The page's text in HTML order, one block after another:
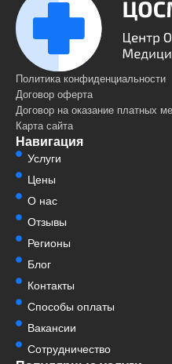
Политика конфиденциальности
Договор оферта
Договор на оказание платных
Карта сайта
Навигация
Услуги
Цены
О нас
Отзывы
Регионы
Блог
Контакты
Способы оплаты
Вакансии
Сотрудничество